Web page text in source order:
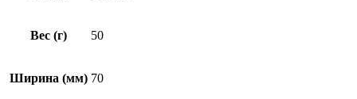
Вес (г) 50
Ширина (мм) 70